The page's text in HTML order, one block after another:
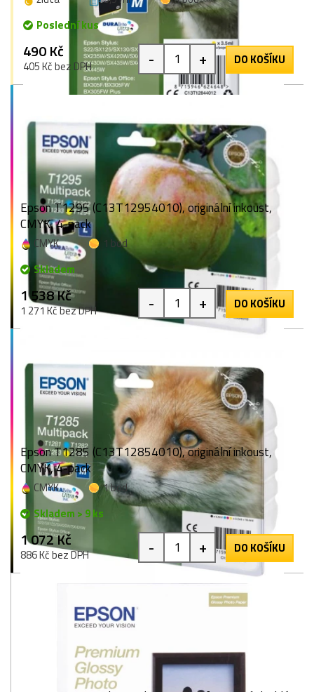
Poslední kus
490 Kč
405 Kč bez DPH - + DO KOŠÍKU
Epson T1295 (C13T12954010), originální inkoust,
CMYK, 4-pack
CMYK
1 bod
Skladem
1 538 Kč
1 271 Kč bez DPH - + DO KOŠÍKU
Epson T1285 (C13T12854010), originální inkoust,
CMYK, 4-pack
CMYK
1 bod
Skladem > 9 ks
1 072 Kč
886 Kč bez DPH - + DO KOŠÍKU